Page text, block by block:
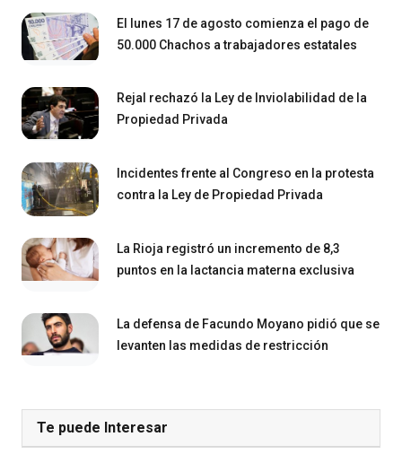
El lunes 17 de agosto comienza el pago de
50.000 Chachos a trabajadores estatales
Rejal rechazó la Ley de Inviolabilidad de la
Propiedad Privada
Incidentes frente al Congreso en la protesta
contra la Ley de Propiedad Privada
La Rioja registró un incremento de 8,3
puntos en la lactancia materna exclusiva
La defensa de Facundo Moyano pidió que se
levanten las medidas de restricción
Te puede Interesar